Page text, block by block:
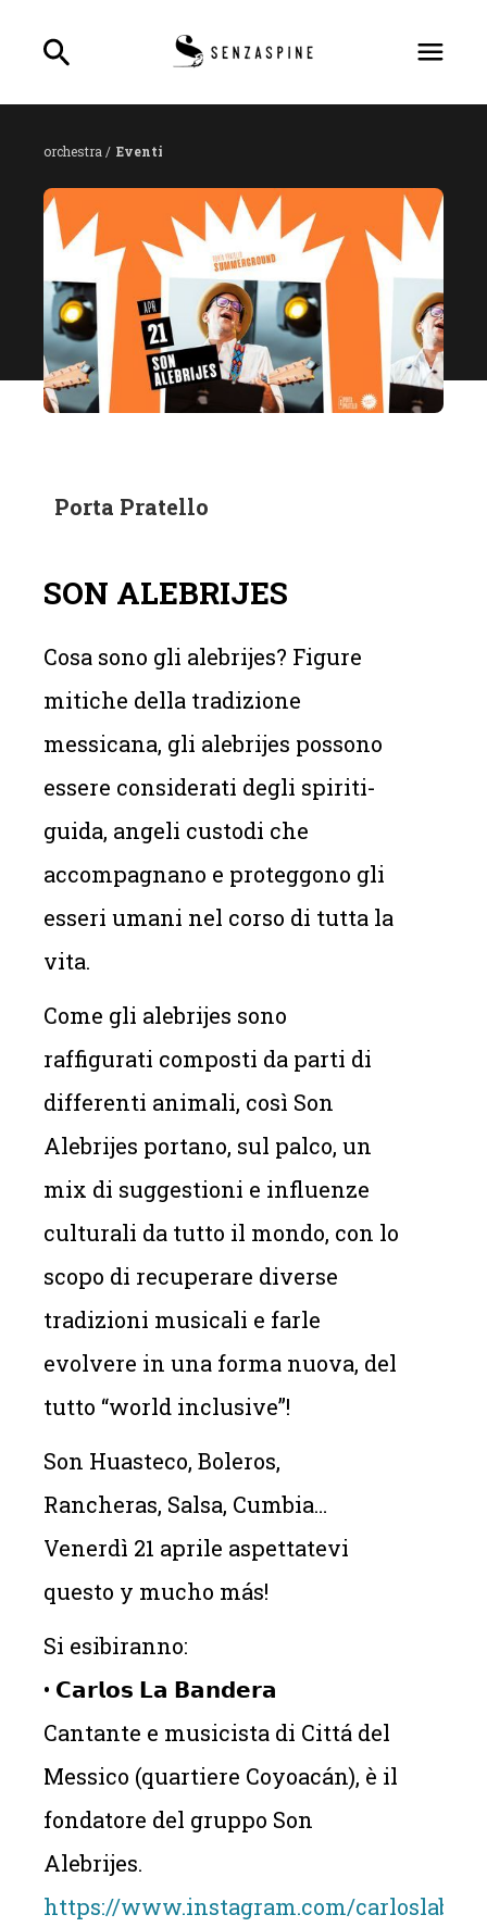
orchestra / Eventi
Porta Pratello
SON ALEBRIJES
Cosa sono gli alebrijes? Figure
mitiche della tradizione
messicana, gli alebrijes possono
essere considerati degli spiriti-
guida, angeli custodi che
accompagnano e proteggono gli
esseri umani nel corso di tutta la
vita.
Come gli alebrijes sono
raffigurati composti da parti di
differenti animali, così Son
Alebrijes portano, sul palco, un
mix di suggestioni e influenze
culturali da tutto il mondo, con lo
scopo di recuperare diverse
tradizioni musicali e farle
evolvere in una forma nuova, del
tutto “world inclusive”!
Son Huasteco, Boleros,
Rancheras, Salsa, Cumbia…
Venerdì 21 aprile aspettatevi
questo y mucho más!
Si esibiranno:
• 𝗖𝗮𝗿𝗹𝗼𝘀 𝗟𝗮 𝗕𝗮𝗻𝗱𝗲𝗿𝗮
Cantante e musicista di Cittá del
Messico (quartiere Coyoacán), è il
fondatore del gruppo Son
Alebrijes.
https://www.instagram.com/